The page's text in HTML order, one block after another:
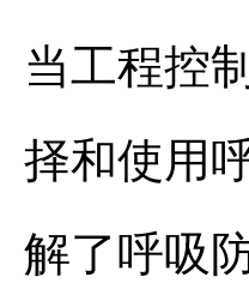
当工程控
择和使用
解了呼吸